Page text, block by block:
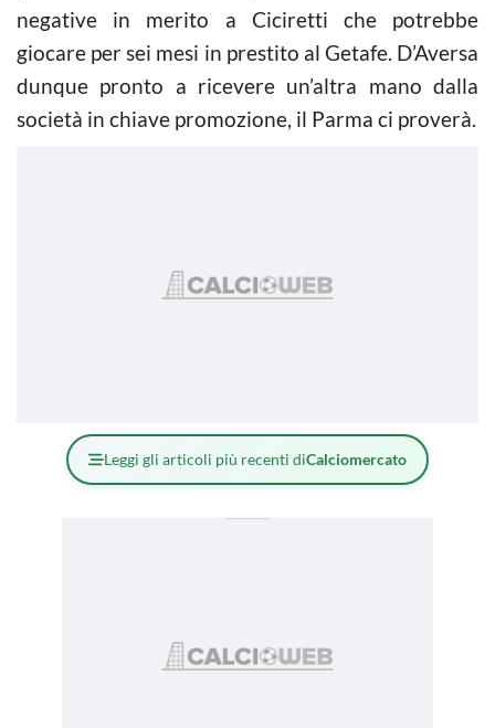
negative in merito a Ciciretti che potrebbe
giocare per sei mesi in prestito al Getafe. D’Aversa
dunque pronto a ricevere un’altra mano dalla
società in chiave promozione, il Parma ci proverà.
Leggi gli articoli più recenti diCalciomercato